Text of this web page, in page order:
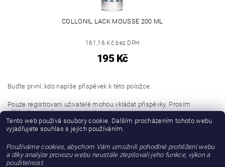
COLLONIL LACK MOUSSE 200 ML
161,16 Kč bez DPH
195 Kč
Buďte první, kdo napíše příspěvek k této položce.
Pouze registrovaní uživatelé mohou vkládat příspěvky. Prosím
přihlaste senebo seregistrujte.
Buďte první, kdo napíše příspěvek k této položce.
Přidat hodnocení
Tento web používá soubory cookie. Dalším procházením tohoto webu
vyjadřujete souhlas s jejich používáním.
Používáme cookies, abychom Vám umožnili pohodlné prohlížení webu
a díky analýze provozu webu neustále zlepšovali jeho funkce, výkon a
použitelnost.